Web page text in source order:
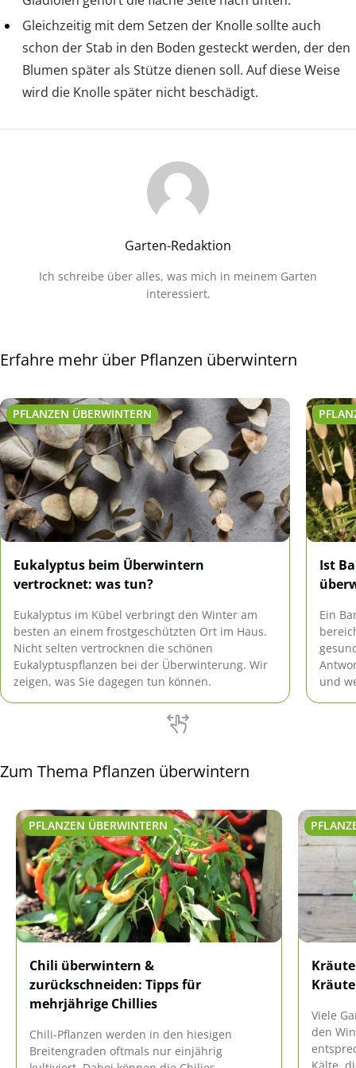
Gleichzeitig mit dem Setzen der Knolle sollte auch
schon der Stab in den Boden gesteckt werden, der den
Blumen später als Stütze dienen soll. Auf diese Weise
wird die Knolle später nicht beschädigt.
Garten-Redaktion
Ich schreibe über alles, was mich in meinem Garten
interessiert.
Erfahre mehr über Pflanzen überwintern
PFLANZEN ÜBERWINTERN
Eukalyptus beim Überwintern
vertrocknet: was tun?
Eukalyptus im Kübel verbringt den Winter am
besten an einem frostgeschützten Ort im Haus.
Nicht selten vertrocknen die schönen
Eukalyptuspflanzen bei der Überwinterung. Wir
zeigen, was Sie dagegen tun können.
Ist
Ein
und
Zum Thema Pflanzen überwintern
PFLANZEN ÜBERWINTERN
Chili überwintern &
zurückschneiden: Tipps für
mehrjährige Chillies
Chili-Pflanzen werden in den hiesigen
Breitengraden oftmals nur einjährig
Viele
den
Kälte,